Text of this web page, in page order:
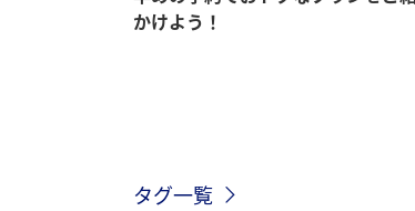
かけよう！
タグ一覧